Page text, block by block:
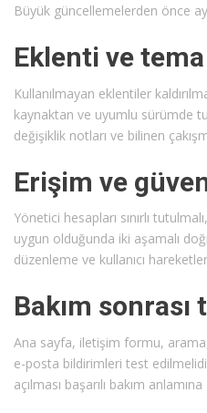
Büyük güncellemelerden önce
Eklenti ve
Kullanılmayan eklentiler
kaynaktan ve uyumlu sürümde
değişiklik notları ve bilinen
Erişim ve
Yönetici hesapları sınırlı
uygun olduğunda iki aşamalı
düzenleme ve kullanıcı
Bakım sonrası
Ana sayfa, iletişim formu,
e-posta bildirimleri test
açılması başarılı bakım